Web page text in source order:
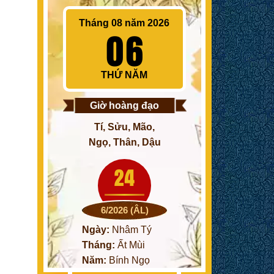
Tháng 08 năm 2026
06
THỨ NĂM
Giờ hoàng đạo
Tí, Sửu, Mão,
Ngọ, Thân, Dậu
24
6/2026 (ÂL)
Ngày: Nhâm Tý
Tháng:Ất Mùi
Năm: Bính Ngọ